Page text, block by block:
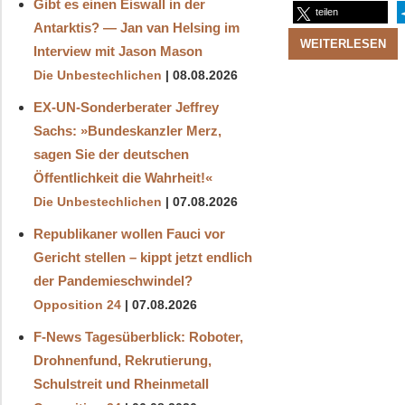
teilen
WEITERLESEN
Gibt es einen Eiswall in der
Antarktis? — Jan van Helsing im
Interview mit Jason Mason
Die Unbestechlichen 08.08.2026
EX-UN-Sonderberater Jeffrey
Sachs: »Bundeskanzler Merz,
sagen Sie der deutschen
Öffentlichkeit die Wahrheit!«
Die Unbestechlichen 07.08.2026
Republikaner wollen Fauci vor
Gericht stellen – kippt jetzt endlich
der Pandemieschwindel?
Opposition 24 07.08.2026
F-News Tagesüberblick: Roboter,
Drohnenfund, Rekrutierung,
Schulstreit und Rheinmetall